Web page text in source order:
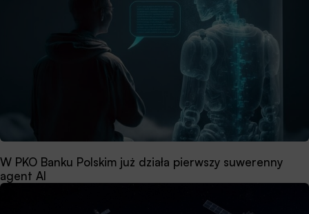
W PKO Banku Polskim już działa pierwszy suwerenny
agent AI